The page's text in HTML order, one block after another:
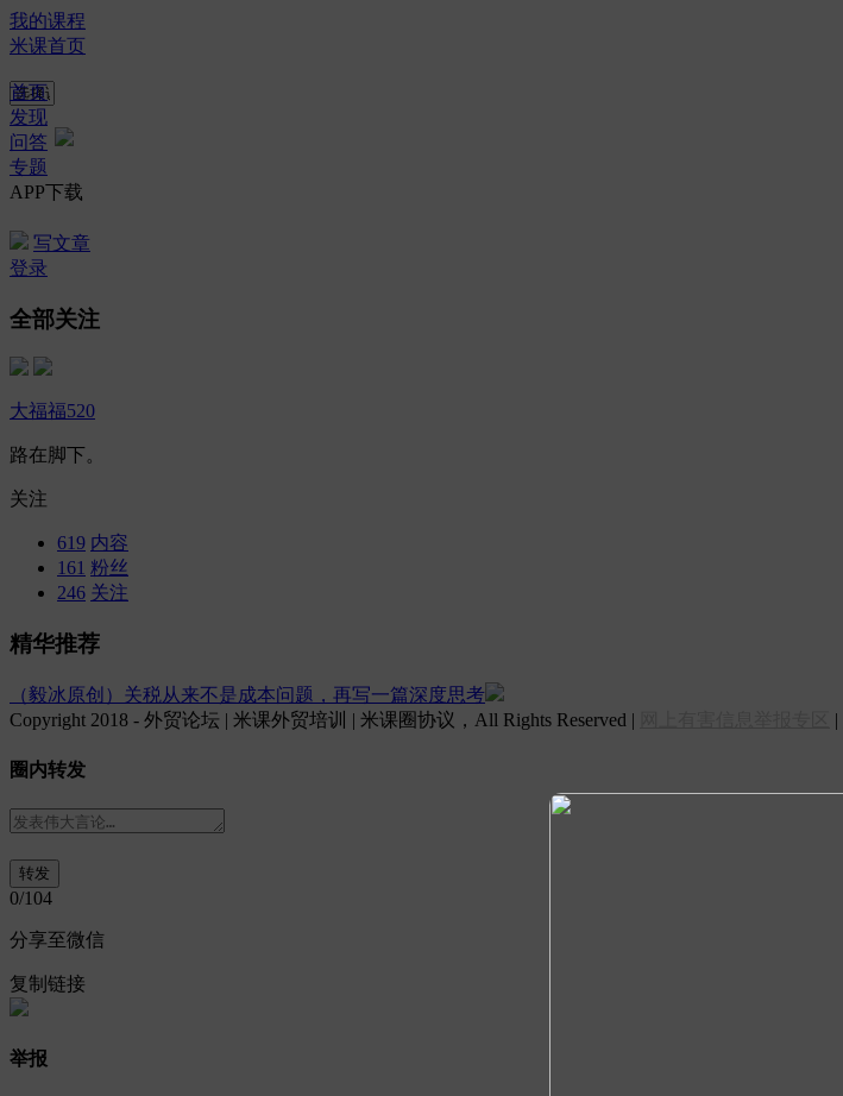
我的课程
米课首页
首页
发现
问答
专题
APP下载
写文章
登录
全部关注
大福福520
路在脚下。
关注
619 内容
161 粉丝
246 关注
精华推荐
（毅冰原创）关税从来不是成本问题，再写一篇深度思考
Copyright 2018 - 外贸论坛 | 米课外贸培训 | 米课圈协议，All Rights Reserved |
|
圈内转发
0/104
分享至微信
复制链接
举报